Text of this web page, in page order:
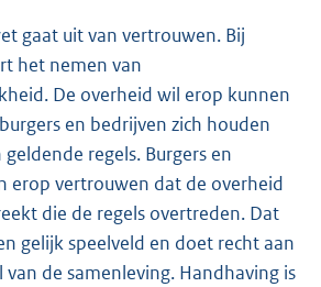
gaat uit van vertrouwen. Bij
het nemen van
De overheid wil erop kunnen
en bedrijven zich houden
regels. Burgers en
erop vertrouwen dat de overheid
die de regels overtreden. Dat
gelijk speelveld en doet recht aan
van de samenleving. Handhaving is